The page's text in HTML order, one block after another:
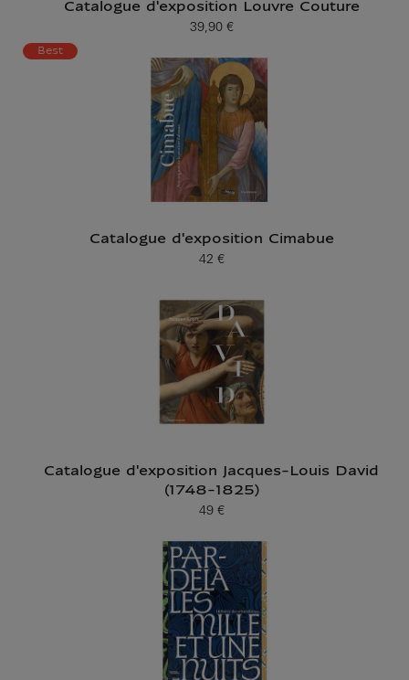
Catalogue d'exposition Louvre Couture
Prix ​​actuel
39,90 €
Best
Catalogue d'exposition Cimabue
Prix ​​actuel
42 €
Catalogue d'exposition Jacques-Louis David
(1748-1825)
Prix ​​actuel
49 €